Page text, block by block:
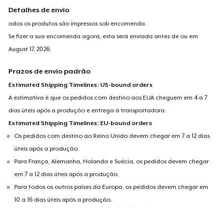
Detalhes de envio
odos os produtos são impressos sob encomenda.
Se fizer a sua encomenda agora, esta será enviada antes de ou em
August 17, 2026.
Prazos de envio padrão
Estimated Shipping Timelines: US-bound orders
A estimativa é que os pedidos com destino aos EUA cheguem em 4 a 7
dias úteis após a produção e entrega à transportadora.
Estimated Shipping Timelines: EU-bound orders
Os pedidos com destino ao Reino Unido devem chegar em 7 a 12 dias
úteis após a produção.
Para França, Alemanha, Holanda e Suécia, os pedidos devem chegar
em 7 a 12 dias úteis após a produção.
Para todos os outros países da Europa, os pedidos devem chegar em
10 a 16 dias úteis após a produção.